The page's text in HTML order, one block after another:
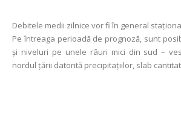
Debitele medii zilnice vor fi în general
Pe întreaga perioadă de prognoză, sunt
și niveluri pe unele râuri mici din sud –
nordul țării datorită precipitațiilor, slab